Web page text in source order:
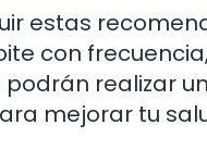
estas
con
podrán realizar
mejorar tu